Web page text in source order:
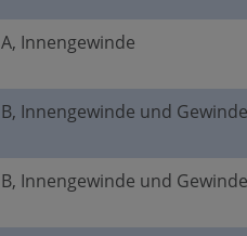
A, Innengewinde
B, Innengewinde und
B, Innengewinde und